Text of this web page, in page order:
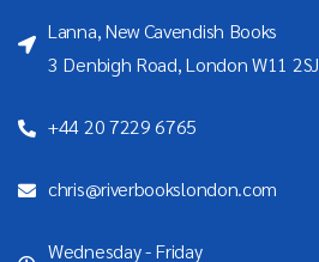
Lanna, New Cavendish Books
3 Denbigh Road, London W11 2SJ
+44 20 7229 6765
chris@riverbookslondon.com
Wednesday - Friday